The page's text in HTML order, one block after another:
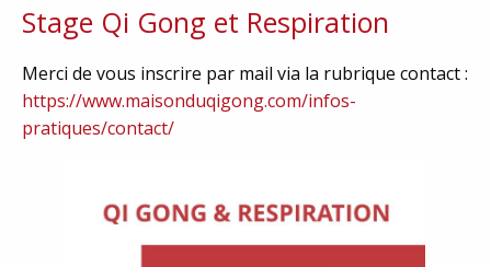
Stage Qi Gong et Respiration
Merci de vous inscrire par mail via la rubrique contact :
https://www.maisonduqigong.com/infos-
pratiques/contact/